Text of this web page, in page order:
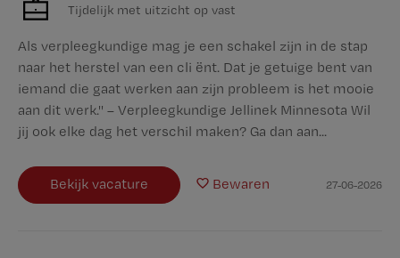
Tijdelijk met uitzicht op vast
Als verpleegkundige mag je een schakel zijn in de stap
naar het herstel van een cli ënt. Dat je getuige bent van
iemand die gaat werken aan zijn probleem is het mooie
aan dit werk.'' – Verpleegkundige Jellinek Minnesota Wil
jij ook elke dag het verschil maken? Ga dan aan...
Bekijk vacature Bewaren 27-06-2026